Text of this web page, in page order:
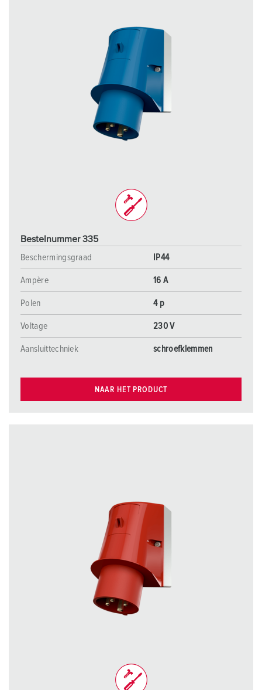
Bestelnummer 335
Beschermingsgraad
IP44
Ampère 16 A
Polen 4 p
Voltage 230 V
Aansluittechniek schroefklemmen
NAAR HET PRODUCT